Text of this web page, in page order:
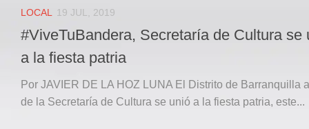
Instagram
LOCAL 19 JUL, 2019
#ViveTuBandera, Secretaría de Cultura se
a la fiesta patria
Por JAVIER DE LA HOZ LUNA El Distrito de Barranquilla
de la Secretaría de Cultura se unió a la fiesta patria, este...